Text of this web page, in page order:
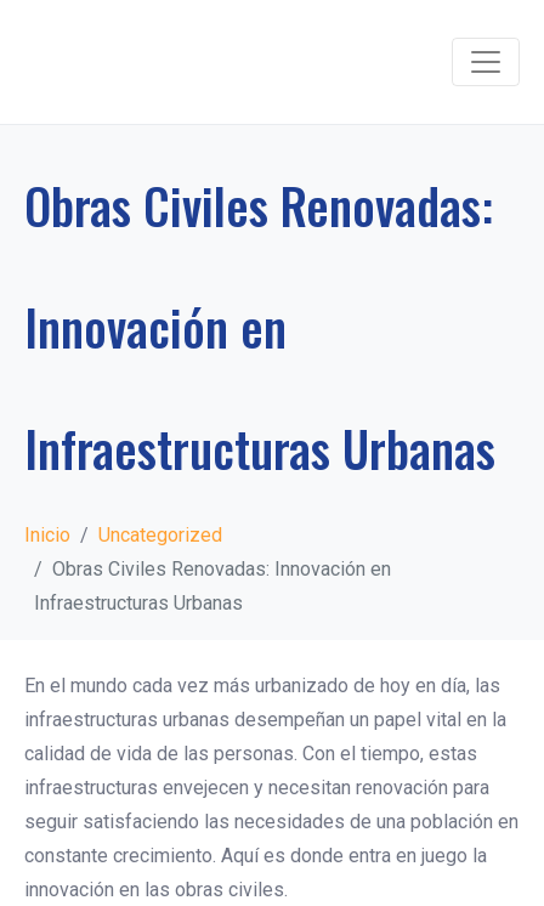
Obras Civiles Renovadas:
Innovación en
Infraestructuras Urbanas
Inicio
Uncategorized
Obras Civiles Renovadas: Innovación en
Infraestructuras Urbanas
En el mundo cada vez más urbanizado de hoy en día, las
infraestructuras urbanas desempeñan un papel vital en la
calidad de vida de las personas. Con el tiempo, estas
infraestructuras envejecen y necesitan renovación para
seguir satisfaciendo las necesidades de una población en
constante crecimiento. Aquí es donde entra en juego la
innovación en las obras civiles.